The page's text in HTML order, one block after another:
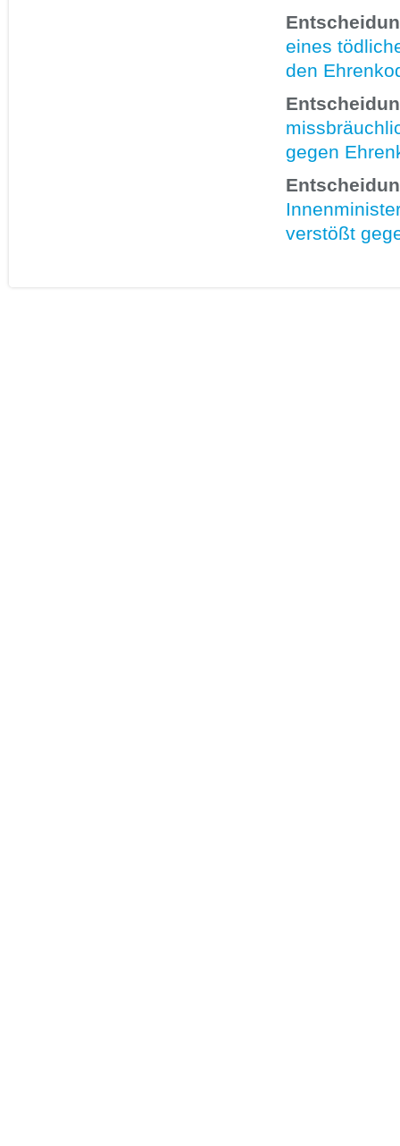
eines
den
gegen
verstößt